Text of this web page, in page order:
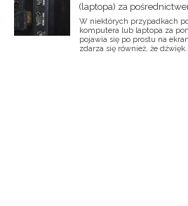
(laptopa) za
W niektórych przypadkach
komputera lub laptopa za
pojawia się po prostu na
zdarza się również, że